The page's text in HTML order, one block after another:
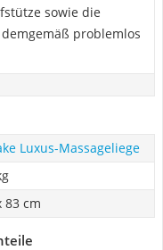
sowie die
problemlos
Luxus-Massageliege
83 cm